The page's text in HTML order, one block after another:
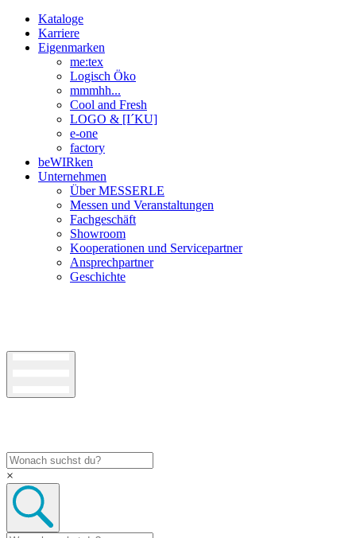
Kataloge
Karriere
Eigenmarken
me:tex
Logisch Öko
mmmhh...
Cool and Fresh
LOGO & [I´KU]
e-one
factory
beWIRken
Unternehmen
Über MESSERLE
Messen und Veranstaltungen
Fachgeschäft
Showroom
Kooperationen und Servicepartner
Ansprechpartner
Geschichte
×